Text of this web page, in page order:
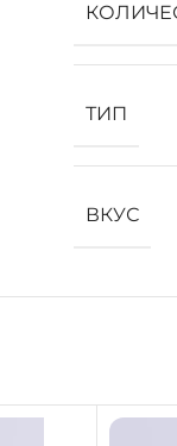
ТИП
ВКУС